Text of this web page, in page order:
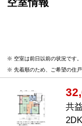
空室情報
※ 空室は前日以前の状況です。
※ 先着順のため、ご希望の住戸
共